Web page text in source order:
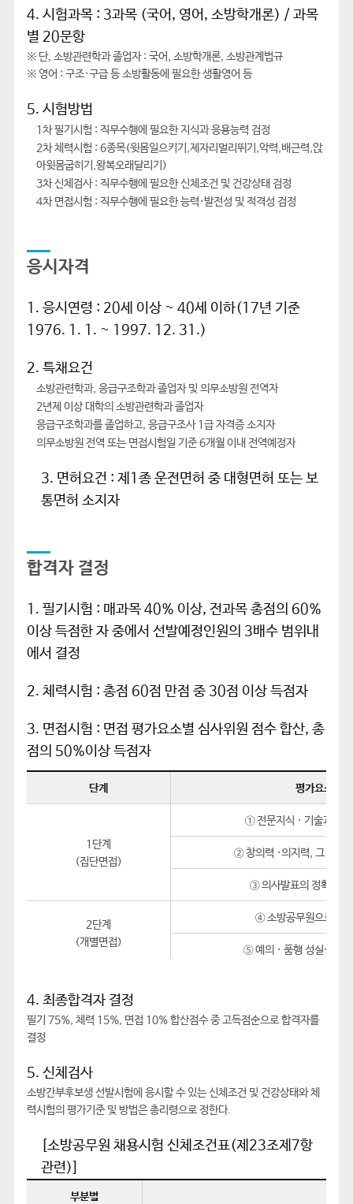
4. 시험과목 : 3과목 (국어, 영어, 소방학개론) / 과목
별 20문항
※ 단, 소방관련학과 졸업자 : 국어, 소방학개론, 소방관계법규
※ 영어 : 구조·구급 등 소방활동에 필요한 생활영어 등
5. 시험방법
1차 필기시험 : 직무수행에 필요한 지식과 응용능력 검정
2차 체력시험 : 6종목(윗몸일으키기,제자리멀리뛰기,악력,배근력,앉
아윗몸굽히기,왕복오래달리기)
3차 신체검사 : 직무수행에 필요한 신체조건 및 건강상태 검정
4차 면접시험 : 직무수행에 필요한 능력·발전성 및 적격성 검정
응시자격
1. 응시연령 : 20세 이상 ~ 40세 이하(17년 기준
1976. 1. 1. ~ 1997. 12. 31.)
2. 특채요건
소방관련학과, 응급구조학과 졸업자 및 의무소방원 전역자
2년제 이상 대학의 소방관련학과 졸업자
응급구조학과를 졸업하고, 응급구조사 1급 자격증 소지자
의무소방원 전역 또는 면접시험일 기준 6개월 이내 전역예정자
3. 면허요건 : 제1종 운전면허 중 대형면허 또는 보
통면허 소지자
합격자 결정
1. 필기시험 : 매과목 40% 이상, 전과목 총점의 60%
이상 득점한 자 중에서 선발예정인원의 3배수 범위내
에서 결정
2. 체력시험 : 총점 60점 만점 중 30점 이상 득점자
3. 면접시험 : 면접 평가요소별 심사위원 점수 합산, 총
점의 50%이상 득점자
단계 평가요소
1단계
(집단면접)
① 전문지식 · 기술과 그
② 창의력 ·의지력, 그 밖의
③ 의사발표의 정확성과
2단계
(개별면접)
④ 소방공무원으로서
⑤ 예의 · 품행 성실성 및
4. 최종합격자 결정
필기 75%, 체력 15%, 면접 10% 합산점수 중 고득점순으로 합격자를
결정
5. 신체검사
소방간부후보생 선발시험에 응시할 수 있는 신체조건 및 건강상태와 체
력시험의 평가기준 및 방법은 총리령으로 정한다.
[소방공무원 채용시험 신체조건표(제23조제7항
관련)]
부분별